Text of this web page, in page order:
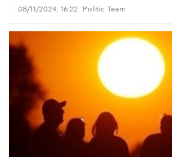
08/11/2024, 16:22 Politic Team